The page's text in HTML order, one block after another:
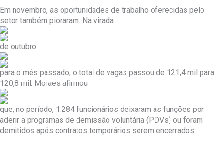
Em novembro, as oportunidades de trabalho oferecidas pelo
setor também pioraram. Na virada
de outubro
para o mês passado, o total de vagas passou de 121,4 mil para
120,8 mil. Moraes afirmou
que, no período, 1.284 funcionários deixaram as funções por
aderir a programas de demissão voluntária (PDVs) ou foram
demitidos após contratos temporários serem encerrados.